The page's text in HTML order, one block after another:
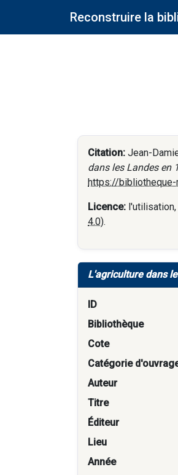
Reconstruire la
Citation: Jean-
dans les Landes en
https://
Licence:
4.0).
L'agriculture dans
ID
Bibliothèque
Cote
Catégorie
Auteur
Titre
Éditeur
Lieu
Année